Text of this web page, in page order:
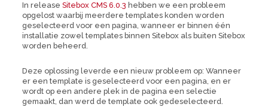
In release Sitebox CMS 6.0.3 hebben we een probleem
opgelost waarbij meerdere templates konden worden
geselecteerd voor een pagina, wanneer er binnen één
installatie zowel templates binnen Sitebox als buiten Sitebox
worden beheerd.
Deze oplossing leverde een nieuw probleem op: Wanneer
er een template is geselecteerd voor een pagina, en er
wordt op een andere plek in de pagina een selectie
gemaakt, dan werd de template ook gedeselecteerd.